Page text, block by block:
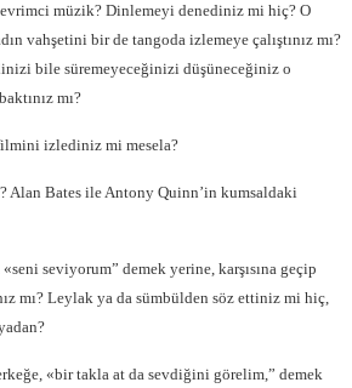
müzik? Dinlemeyi denediniz mi hiç? O
vahşetini bir de tangoda izlemeye çalıştınız mı?
bile süremeyeceğinizi düşüneceğiniz o
mı?
izlediniz mi mesela?
Alan Bates ile Antony Quinn’in kumsaldaki
seviyorum” demek yerine, karşısına geçip
mı? Leylak ya da sümbülden söz ettiniz mi hiç,
«bir takla at da sevdiğini görelim,” demek